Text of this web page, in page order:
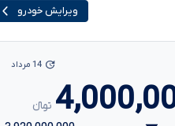
ویرایش خودرو
تومانءءء
14 مرداد